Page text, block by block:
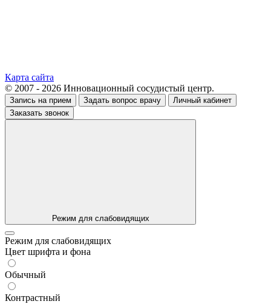
Карта сайта
© 2007 - 2026 Инновационный сосудистый центр.
Запись на прием Задать вопрос врачу
Личный кабинет
Заказать звонок
Режим для слабовидящих
Режим для слабовидящих
Цвет шрифта и фона
Обычный
Контрастный